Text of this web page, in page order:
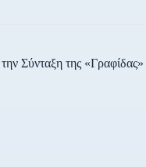
Σύνταξη της «Γραφίδας»